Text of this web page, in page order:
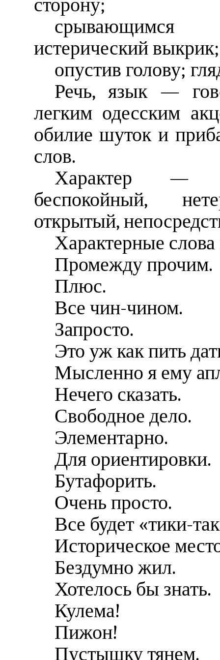
сторону;
срывающимся
истерический выкрик;
опустив голову;
Речь, язык —
легким одесским
обилие шуток и
слов.
Характер —
беспокойный,
открытый,
Характерные
Промежду прочим.
Плюс.
Все чин-чином.
Запросто.
Это уж как пить
Мысленно я ему
Нечего сказать.
Свободное дело.
Элементарно.
Для ориентировки.
Бутафорить.
Очень просто.
Все будет «тики-
Историческое
Бездумно жил.
Хотелось бы знать.
Кулема!
Пижон!
Пустышку тянем.